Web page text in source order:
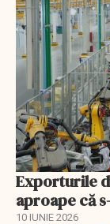
Exporturile
aproape că
10 IUNIE 2026